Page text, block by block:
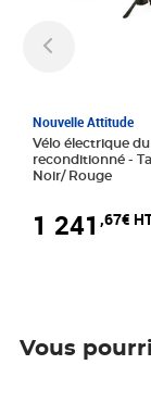
Nouvelle Attitude
Vélo électrique
reconditionné - Taille normale -
Noir/ Rouge
1 241 ,67€
Vous